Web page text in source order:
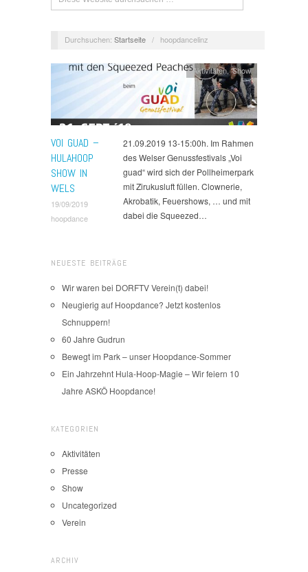
Durchsuchen: Startseite / hoopdancelinz
VOI GUAD –
HULAHOOP
SHOW IN
WELS
19/09/2019
hoopdance
Aktivitäten,Show
21.09.2019 13-15:00h. Im Rahmen
des Welser Genussfestivals „Voi
guad“ wird sich der Pollheimerpark
mit Zirukusluft füllen. Clownerie,
Akrobatik, Feuershows, … und mit
dabei die Squeezed…
NEUESTE BEITRÄGE
Wir waren bei DORFTV Verein(t) dabei!
Neugierig auf Hoopdance? Jetzt kostenlos
Schnuppern!
60 Jahre Gudrun
Bewegt im Park – unser Hoopdance-Sommer
Ein Jahrzehnt Hula-Hoop-Magie – Wir feiern 10
Jahre ASKÖ Hoopdance!
KATEGORIEN
Aktivitäten
Presse
Show
Uncategorized
Verein
ARCHIV